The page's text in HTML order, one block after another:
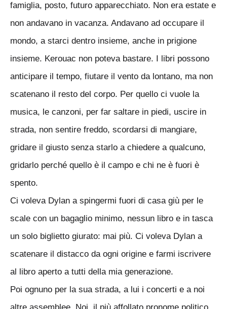
famiglia, posto, futuro apparecchiato. Non era estate e
non andavano in vacanza. Andavano ad occupare il
mondo, a starci dentro insieme, anche in prigione
insieme. Kerouac non poteva bastare. I libri possono
anticipare il tempo, fiutare il vento da lontano, ma non
scatenano il resto del corpo. Per quello ci vuole la
musica, le canzoni, per far saltare in piedi, uscire in
strada, non sentire freddo, scordarsi di mangiare,
gridare il giusto senza starlo a chiedere a qualcuno,
gridarlo perché quello è il campo e chi ne è fuori è
spento.
Ci voleva Dylan a spingermi fuori di casa giù per le
scale con un bagaglio minimo, nessun libro e in tasca
un solo biglietto giurato: mai più. Ci voleva Dylan a
scatenare il distacco da ogni origine e farmi iscrivere
al libro aperto a tutti della mia generazione.
Poi ognuno per la sua strada, a lui i concerti e a noi